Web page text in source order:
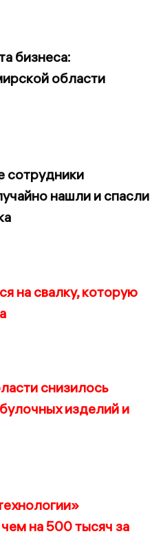
бизнеса:
области
сотрудники
нашли и спасли
на свалку, которую
снизилось
изделий и
на 500 тысяч за